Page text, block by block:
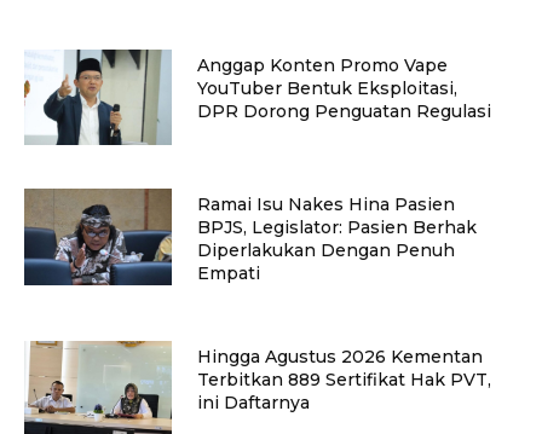
Anggap Konten Promo Vape
YouTuber Bentuk Eksploitasi,
DPR Dorong Penguatan Regulasi
Ramai Isu Nakes Hina Pasien
BPJS, Legislator: Pasien Berhak
Diperlakukan Dengan Penuh
Empati
Hingga Agustus 2026 Kementan
Terbitkan 889 Sertifikat Hak PVT,
ini Daftarnya